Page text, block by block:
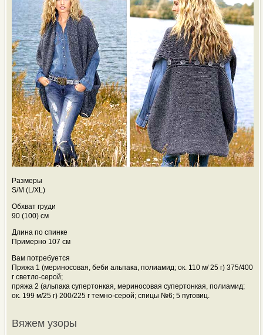
Размеры
S/M (L/XL)
Обхват груди
90 (100) см
Длина по спинке
Примерно 107 см
Вам потребуется
Пряжа 1 (мериносовая, беби альпака, полиамид; ок. 110 м/ 25 г) 375/400
г светло-серой;
пряжа 2 (альпака супертонкая, мериносовая супертонкая, полиамид;
ок. 199 м/25 г) 200/225 г темно-серой; спицы №6; 5 пуговиц.
Вяжем узоры